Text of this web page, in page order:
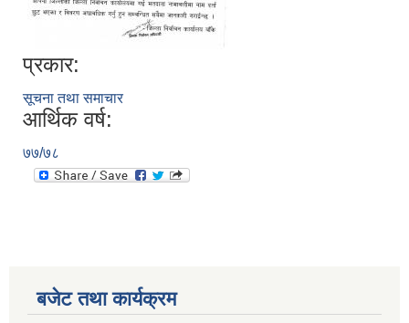
प्रकार:
सूचना तथा समाचार
आर्थिक वर्ष:
७७/७८
बजेट तथा कार्यक्रम